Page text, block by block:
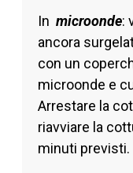
In microonde:
ancora
con un
microonde e
Arrestare la
riavviare la
minuti previsti.